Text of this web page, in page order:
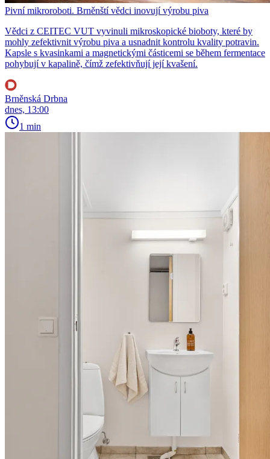
Pivní mikroroboti. Brněnští vědci inovují výrobu piva
Vědci z CEITEC VUT vyvinuli mikroskopické bioboty, které by
mohly zefektivnit výrobu piva a usnadnit kontrolu kvality potravin.
Kapsle s kvasinkami a magnetickými částicemi se během fermentace
pohybují v kapalině, čímž zefektivňují její kvašení.
Brněnská Drbna
dnes, 13:00
1 min